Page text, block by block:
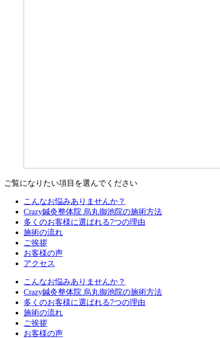
ご覧になりたい項目を選んでください
こんなお悩みありませんか？
Crazy鍼灸整体院 烏丸御池院の施術方法
多くのお客様に選ばれる7つの理由
施術の流れ
ご挨拶
お客様の声
アクセス
こんなお悩みありませんか？
Crazy鍼灸整体院 烏丸御池院の施術方法
多くのお客様に選ばれる7つの理由
施術の流れ
ご挨拶
お客様の声